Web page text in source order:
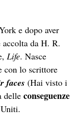
e dopo aver
da H. R.
Life. Nasce
con lo scrittore
faces(Hai visto i
delleconseguenze